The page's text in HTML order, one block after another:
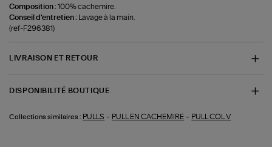
Composition :100% cachemire.
Conseil d'entretien :
Lavage à la main.
(ref-F296381)
LIVRAISON ET RETOUR
DISPONIBILITÉ BOUTIQUE
Collections similaires : PULLS - PULL EN CACHEMIRE - PULL COL V